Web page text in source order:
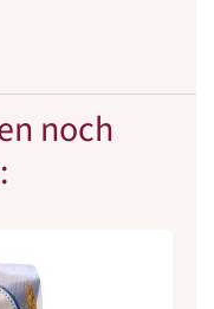
noch